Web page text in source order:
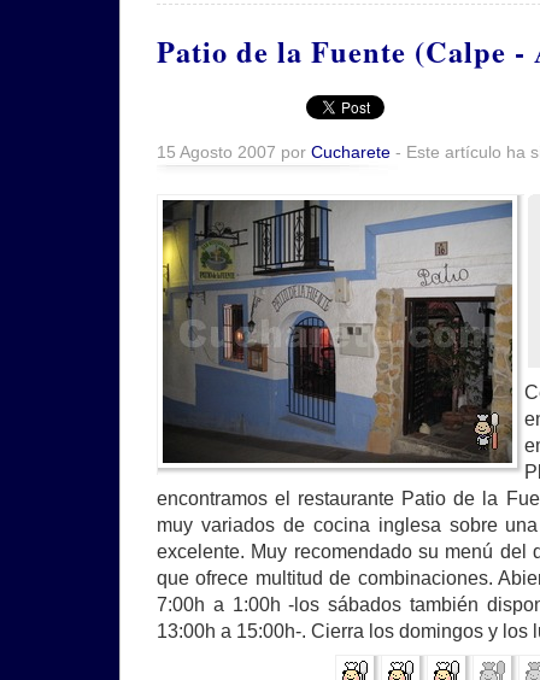
Patio de la Fuente (Calpe
15 Agosto 2007 por Cucharete - Este artículo ha
encontramos el restaurante Patio de la
muy variados de cocina inglesa sobre
excelente. Muy recomendado su menú del
que ofrece multitud de combinaciones.
7:00h a 1:00h -los sábados también
13:00h a 15:00h-. Cierra los domingos y los